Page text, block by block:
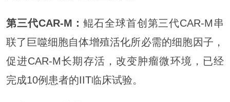
第三代CAR-M：鲲石全球首创第三代CAR-M串
联了巨噬细胞自体增殖活化所必需的细胞因子，
促进CAR-M长期存活，改变肿瘤微环境，已经
完成10例患者的IIT临床试验。